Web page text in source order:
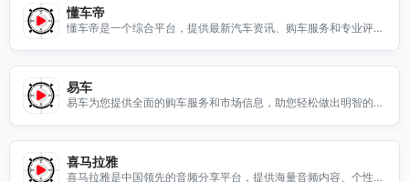
懂车帝
懂车帝是一个综合平台，提供最新汽车资讯、购车服务和专业评
易车
易车为您提供全面的购车服务和市场信息，助您轻松做出明智的购
喜马拉雅
喜马拉雅是中国领先的音频分享平台，提供海量音频内容、个性化